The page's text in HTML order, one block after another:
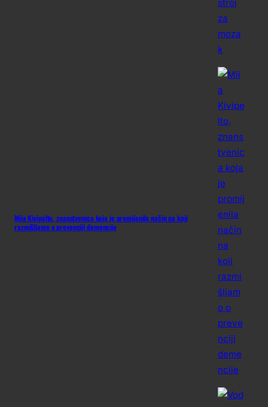
Miia Kivipelto, znanstvenica koja je promijenila način na koji
razmišljamo o prevenciji demencije